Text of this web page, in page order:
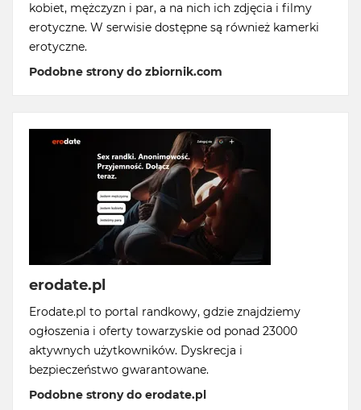
kobiet, mężczyzn i par, a na nich ich zdjęcia i filmy
erotyczne. W serwisie dostępne są również kamerki
erotyczne.
Podobne strony do zbiornik.com
erodate.pl
Erodate.pl to portal randkowy, gdzie znajdziemy
ogłoszenia i oferty towarzyskie od ponad 23000
aktywnych użytkowników. Dyskrecja i
bezpieczeństwo gwarantowane.
Podobne strony do erodate.pl